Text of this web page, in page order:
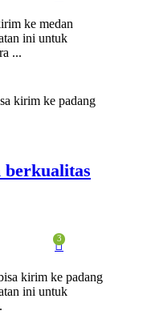
ke medan
ini untuk
...
berkualitas
3
kirim ke padang
ini untuk